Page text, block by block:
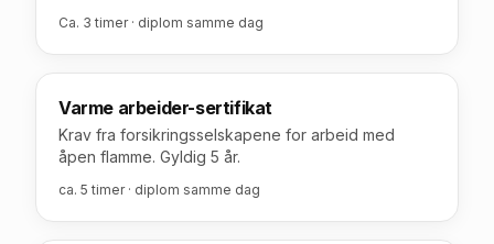
Ca. 3 timer · diplom samme dag
Varme arbeider-sertifikat
Krav fra forsikringsselskapene for arbeid med
åpen flamme. Gyldig 5 år.
ca. 5 timer · diplom samme dag